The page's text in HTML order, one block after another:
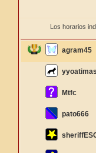
Los horarios
agram45
yyoatimas
Mtfc
pato666